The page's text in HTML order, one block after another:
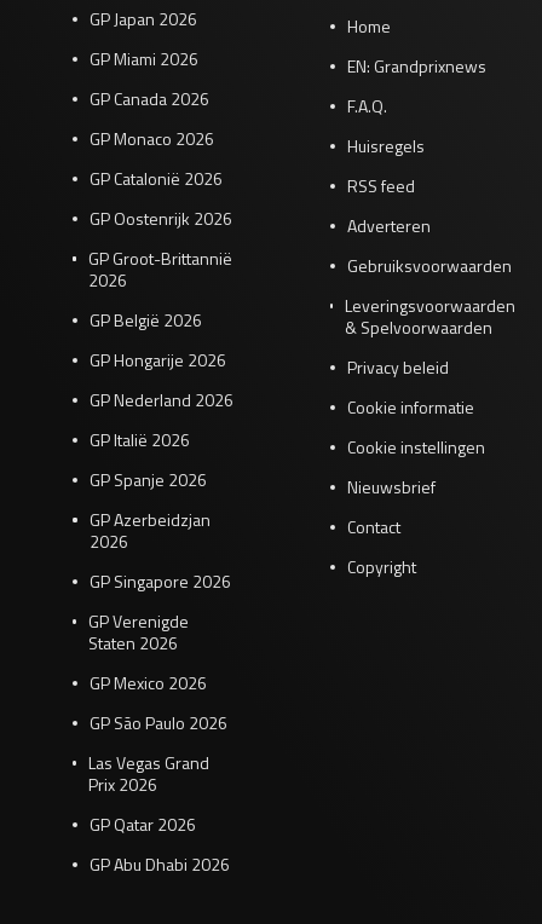
GP Japan 2026
GP Miami 2026
GP Canada 2026
GP Monaco 2026
GP Catalonië 2026
GP Oostenrijk 2026
GP Groot-Brittannië
2026
GP België 2026
GP Hongarije 2026
GP Nederland 2026
GP Italië 2026
GP Spanje 2026
GP Azerbeidzjan
2026
GP Singapore 2026
GP Verenigde
Staten 2026
GP Mexico 2026
GP São Paulo 2026
Las Vegas Grand
Prix 2026
GP Qatar 2026
GP Abu Dhabi 2026
Home
EN: Grandprixnews
F.A.Q.
Huisregels
RSS feed
Adverteren
Gebruiksvoorwaarden
Leveringsvoorwaarden
& Spelvoorwaarden
Privacy beleid
Cookie informatie
Cookie instellingen
Nieuwsbrief
Contact
Copyright